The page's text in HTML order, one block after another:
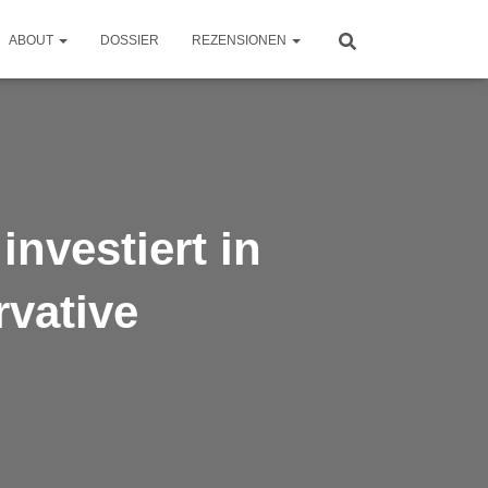
ABOUT DOSSIER REZENSIONEN
investiert in